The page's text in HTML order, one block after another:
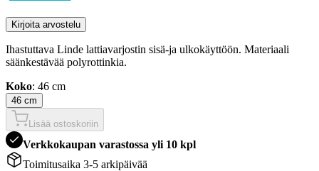
Kirjoita arvostelu
Ihastuttava Linde lattiavarjostin sisä-ja ulkokäyttöön. Materiaali
säänkestävää polyrottinkia.
Koko: 46 cm
46 cm
Lisää ostoskoriin
Verkkokaupan varastossa yli 10 kpl
Toimitusaika 3-5 arkipäivää